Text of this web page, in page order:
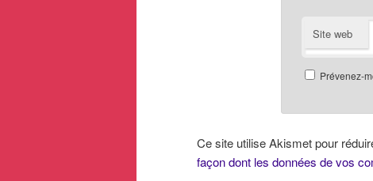
Site web
Prévenez-
Ce site utilise Akismet pour
façon dont les données de vos